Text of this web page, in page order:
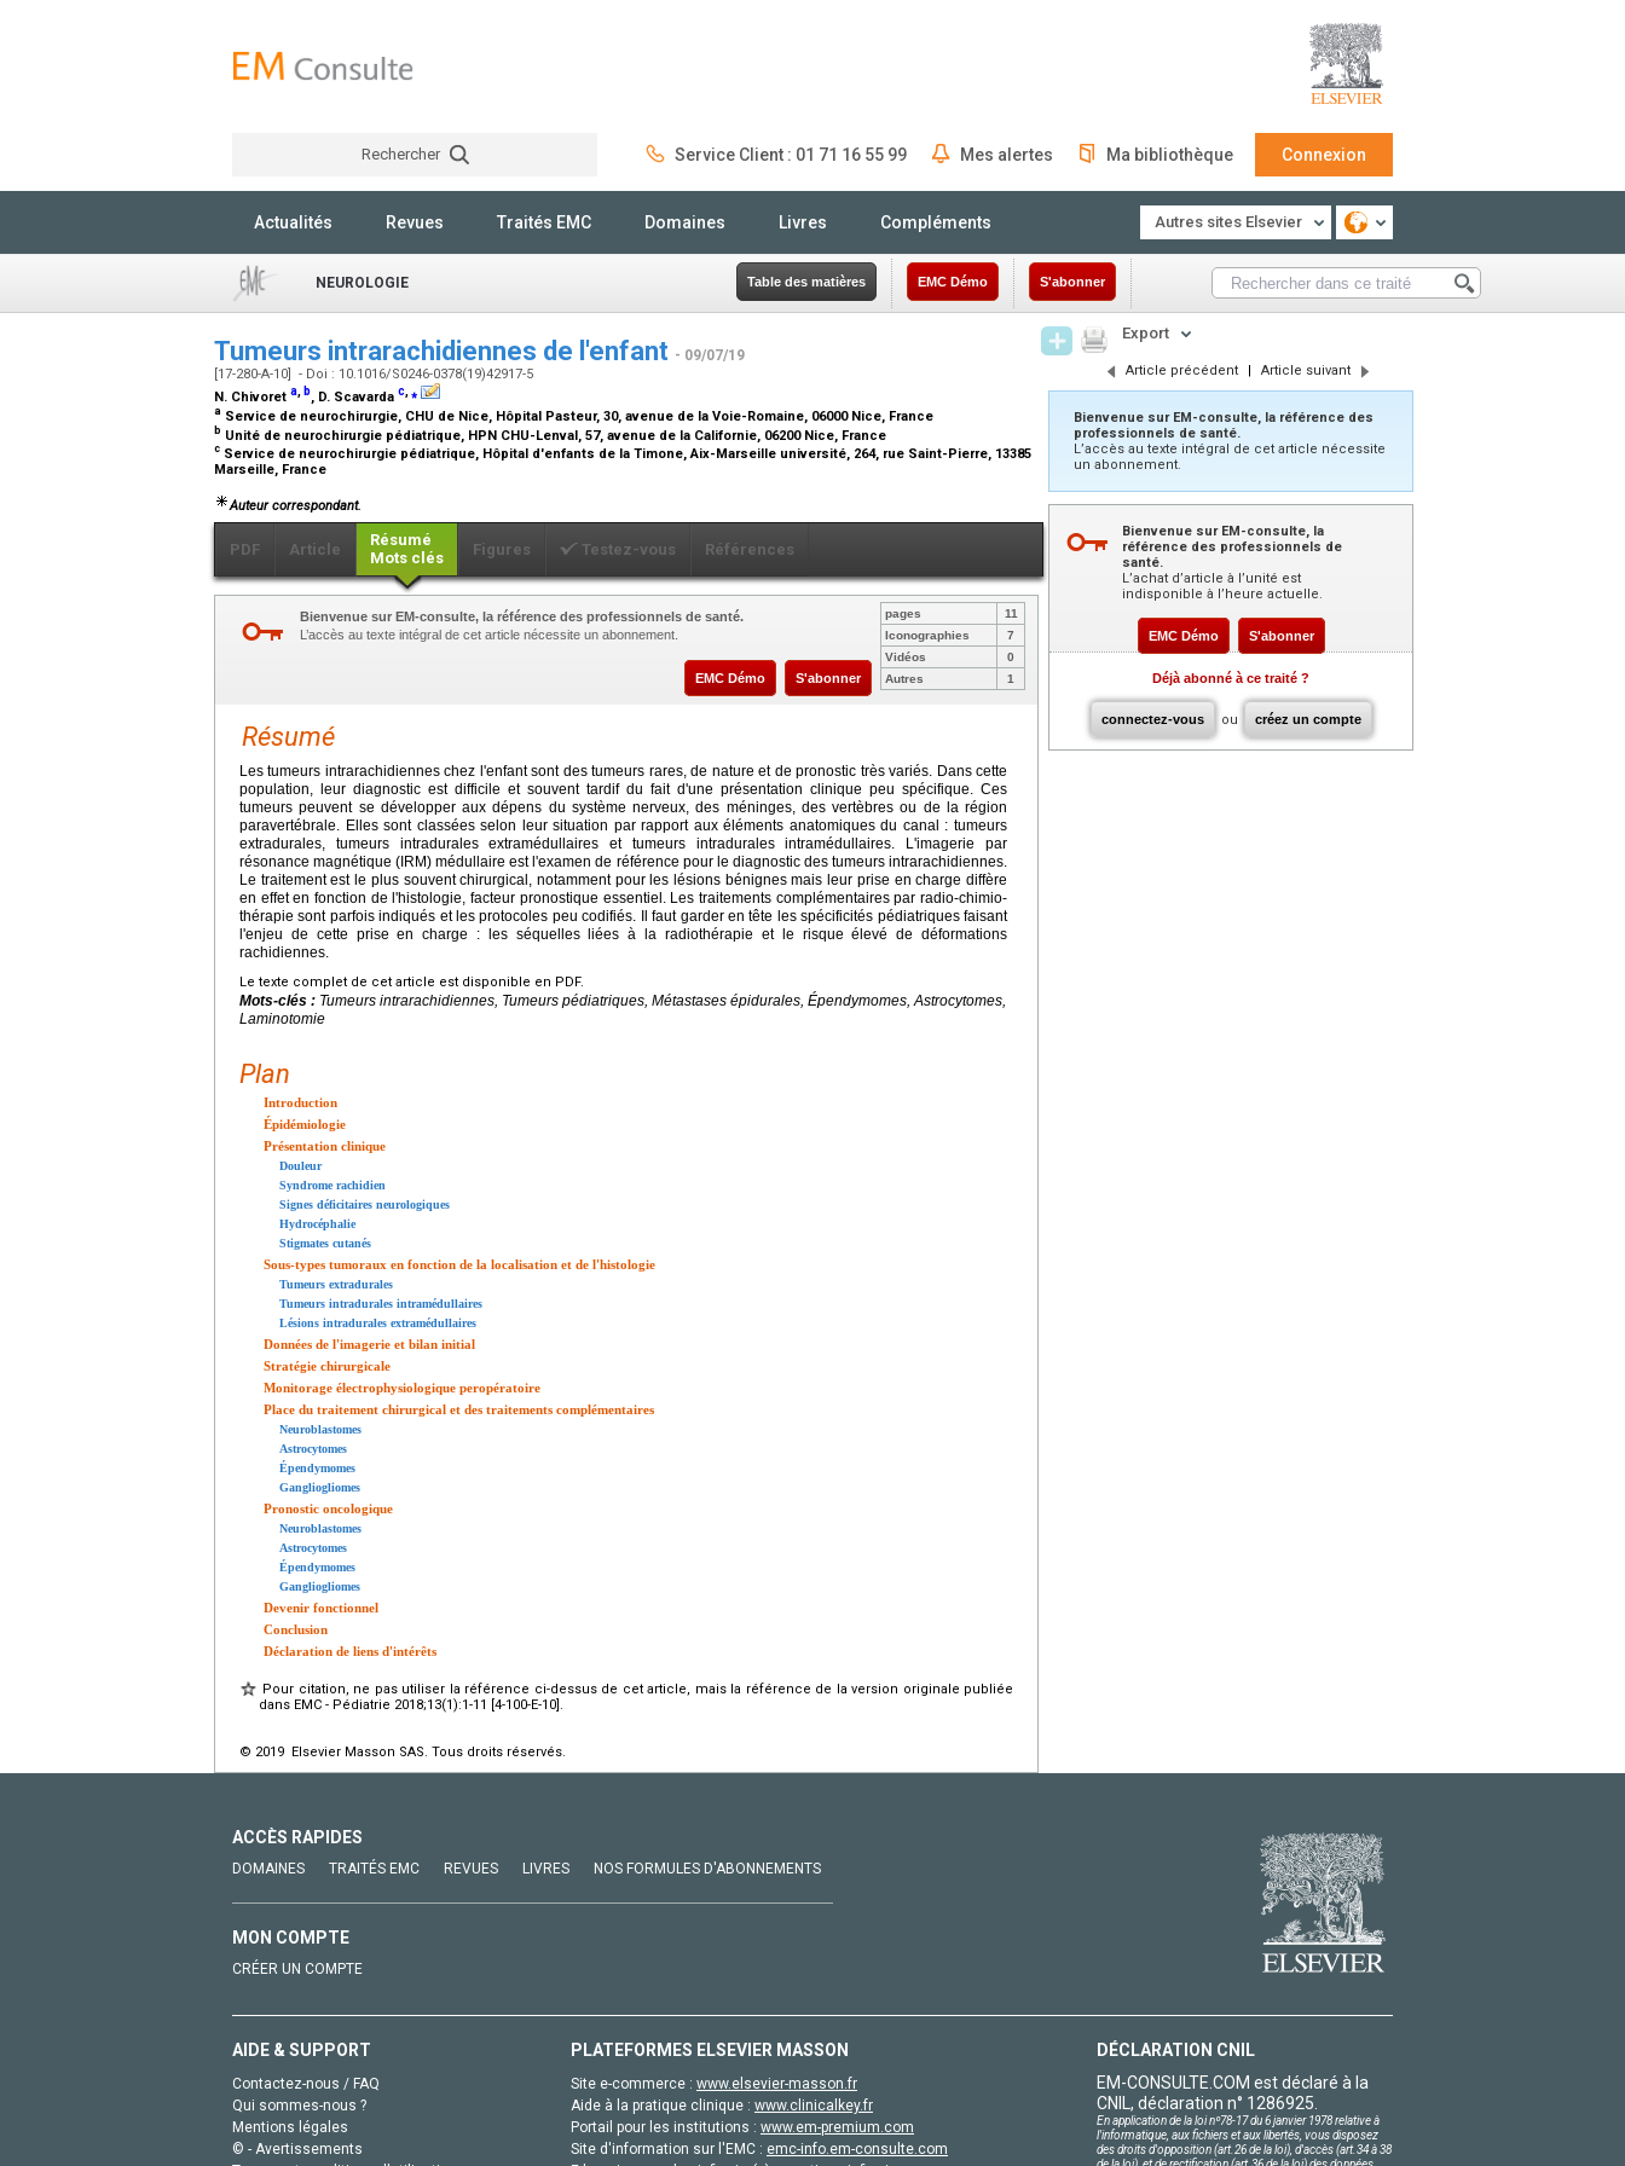
Rechercher Service Client : 01 71 16 55 99 Mes alertes Ma bibliothèque Connexion
Actualités Revues Traités EMC Domaines Livres Compléments Autres sites Elsevier
NEUROLOGIE Table des matières EMC Démo S'abonner
Tumeurs intrarachidiennes de l'enfant - 09/07/19
[17-280-A-10] - Doi : 10.1016/S0246-0378(19)42917-5
N. Chivoret a, b, D. Scavarda c,⁎
a Service de neurochirurgie, CHU de Nice, Hôpital Pasteur, 30, avenue de la Voie-Romaine, 06000 Nice, France
b Unité de neurochirurgie pédiatrique, HPN CHU-Lenval, 57, avenue de la Californie, 06200 Nice, France
c Service de neurochirurgie pédiatrique, Hôpital d'enfants de la Timone, Aix-Marseille université, 264, rue Saint-Pierre, 13385
Marseille, France
Auteur correspondant.
PDF Article
Résumé
Mots clés
Figures Testez-vous Références
Bienvenue sur EM-consulte, la référence des professionnels de santé.
L’accès au texte intégral de cet article nécessite un abonnement.
EMC Démo S'abonner
pages
11
Iconographies
7
Vidéos
0
Autres
1
Résumé
Les tumeurs intrarachidiennes chez l'enfant sont des tumeurs rares, de nature et de pronostic très variés. Dans cette
population, leur diagnostic est difficile et souvent tardif du fait d'une présentation clinique peu spécifique. Ces
tumeurs peuvent se développer aux dépens du système nerveux, des méninges, des vertèbres ou de la région
paravertébrale. Elles sont classées selon leur situation par rapport aux éléments anatomiques du canal : tumeurs
extradurales, tumeurs intradurales extramédullaires et tumeurs intradurales intramédullaires. L'imagerie par
résonance magnétique (IRM) médullaire est l'examen de référence pour le diagnostic des tumeurs intrarachidiennes.
Le traitement est le plus souvent chirurgical, notamment pour les lésions bénignes mais leur prise en charge diffère
en effet en fonction de l'histologie, facteur pronostique essentiel. Les traitements complémentaires par radio-chimio-
thérapie sont parfois indiqués et les protocoles peu codifiés. Il faut garder en tête les spécificités pédiatriques faisant
l'enjeu de cette prise en charge : les séquelles liées à la radiothérapie et le risque élevé de déformations
rachidiennes.
Le texte complet de cet article est disponible en PDF.
Mots-clés : Tumeurs intrarachidiennes, Tumeurs pédiatriques, Métastases épidurales, Épendymomes, Astrocytomes,
Laminotomie
Plan
Introduction
Épidémiologie
Présentation clinique
Douleur
Syndrome rachidien
Signes déficitaires neurologiques
Hydrocéphalie
Stigmates cutanés
Sous-types tumoraux en fonction de la localisation et de l'histologie
Tumeurs extradurales
Tumeurs intradurales intramédullaires
Lésions intradurales extramédullaires
Données de l'imagerie et bilan initial
Stratégie chirurgicale
Monitorage électrophysiologique peropératoire
Place du traitement chirurgical et des traitements complémentaires
Neuroblastomes
Astrocytomes
Épendymomes
Gangliogliomes
Pronostic oncologique
Neuroblastomes
Astrocytomes
Épendymomes
Gangliogliomes
Devenir fonctionnel
Conclusion
Déclaration de liens d'intérêts
Pour citation, ne pas utiliser la référence ci-dessus de cet article, mais la référence de la version originale publiée
dans EMC - Pédiatrie 2018;13(1):1-11 [4-100-E-10].
© 2019 Elsevier Masson SAS. Tous droits réservés.
Export
Article précédent | Article suivant
Bienvenue sur EM-consulte, la référence des
professionnels de santé.
L’accès au texte intégral de cet article nécessite
un abonnement.
Bienvenue sur EM-consulte, la
référence des professionnels de
santé.
L’achat d’article à l’unité est
indisponible à l’heure actuelle.
EMC Démo S'abonner
Déjà abonné à ce traité ?
connectez-vous ou créez un compte
ACCÈS RAPIDES
DOMAINES TRAITÉS EMC REVUES LIVRES NOS FORMULES D'ABONNEMENTS
MON COMPTE
CRÉER UN COMPTE
AIDE & SUPPORT
Contactez-nous / FAQ
Qui sommes-nous ?
Mentions légales
© - Avertissements
PLATEFORMES ELSEVIER MASSON
Site e-commerce : www.elsevier-masson.fr
Aide à la pratique clinique : www.clinicalkey.fr
Portail pour les institutions : www.em-premium.com
Site d'information sur l'EMC : emc-info.em-consulte.com
DÉCLARATION CNIL
EM-CONSULTE.COM est déclaré à la
CNIL, déclaration n° 1286925.
En application de la loi nº78-17 du 6 janvier 1978 relative à
l'informatique, aux fichiers et aux libertés, vous disposez
des droits d'opposition (art.26 de la loi), d'accès (art.34 à 38